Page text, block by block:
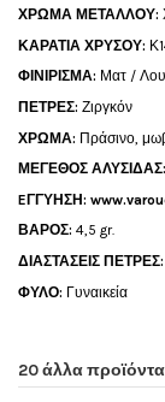
ΧΡΩΜΑ ΜΕΤΑΛΛΟΥ:
ΚΑΡΑΤΙΑ ΧΡΥΣΟΥ:
ΦΙΝΙΡΙΣΜΑ: Ματ /
ΠΕΤΡΕΣ: Ζιργκόν
ΧΡΩΜΑ: Πράσινο,
ΜΕΓΕΘΟΣ ΑΛΥΣΙΔΑΣ:
EΓΓΥΗΣΗ:
ΒΑΡΟΣ: 4,5 gr.
ΔΙΑΣΤΑΣΕΙΣ ΠΕΤΡΕΣ:
ΦΥΛΟ: Γυναικεία
20 άλλα προϊόντα